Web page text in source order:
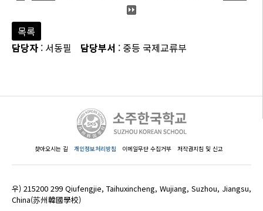
목록
담당자 : 서동필 담당부서 : 중등 국제교류부
찾아오시는 길 개인정보처리방침 이메일무단 수집거부 저작권지침 및 신고
우) 215200 299 Qiufengjie, Taihuxincheng, Wujiang, Suzhou, Jiangsu,
China(苏州韓國學校)